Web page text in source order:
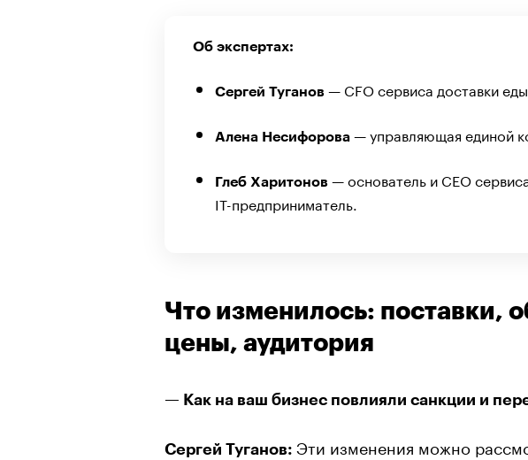
Об экспертах:
Сергей Туганов — CFO сервиса доставки
Алена Несифорова — управляющая единой
Глеб Харитонов — основатель и CEO
IT-предприниматель.
Что изменилось: поставки,
цены, аудитория
— Как на ваш бизнес повлияли санкции и
Сергей Туганов: Эти изменения можно